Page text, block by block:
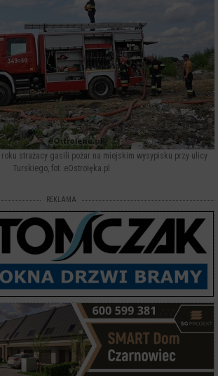
strażacy gasili pożar na miejskim wysypisku przy ulicy
Turskiego, fot. eOstrołęka.pl
REKLAMA